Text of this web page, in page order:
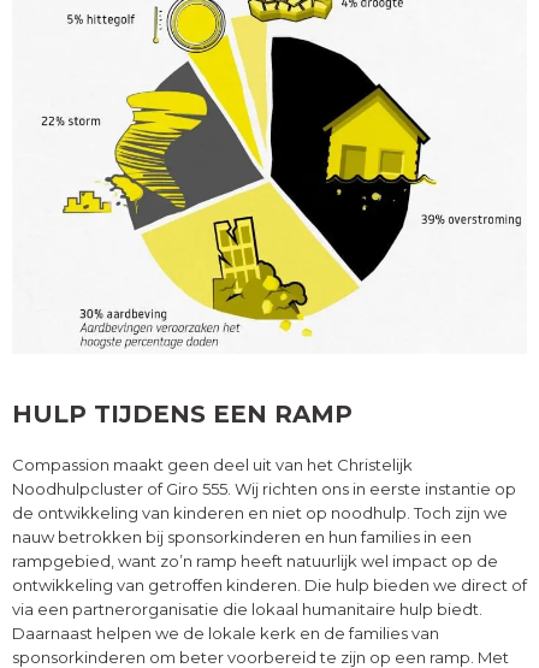
HULP TIJDENS EEN RAMP
Compassion maakt geen deel uit van het Christelijk
Noodhulpcluster of Giro 555. Wij richten ons in eerste instantie op
de ontwikkeling van kinderen en niet op noodhulp. Toch zijn we
nauw betrokken bij sponsorkinderen en hun families in een
rampgebied, want zo’n ramp heeft natuurlijk wel impact op de
ontwikkeling van getroffen kinderen. Die hulp bieden we direct of
via een partnerorganisatie die lokaal humanitaire hulp biedt.
Daarnaast helpen we de lokale kerk en de families van
sponsorkinderen om beter voorbereid te zijn op een ramp. Met